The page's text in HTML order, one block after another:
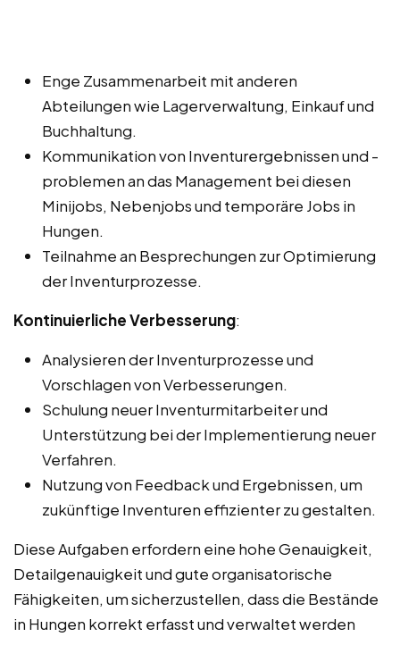
Enge Zusammenarbeit mit anderen
Abteilungen wie Lagerverwaltung, Einkauf und
Buchhaltung.
Kommunikation von Inventurergebnissen und -
problemen an das Management bei diesen
Minijobs, Nebenjobs und temporäre Jobs in
Hungen.
Teilnahme an Besprechungen zur Optimierung
der Inventurprozesse.
Kontinuierliche Verbesserung:
Analysieren der Inventurprozesse und
Vorschlagen von Verbesserungen.
Schulung neuer Inventurmitarbeiter und
Unterstützung bei der Implementierung neuer
Verfahren.
Nutzung von Feedback und Ergebnissen, um
zukünftige Inventuren effizienter zu gestalten.
Diese Aufgaben erfordern eine hohe Genauigkeit,
Detailgenauigkeit und gute organisatorische
Fähigkeiten, um sicherzustellen, dass die Bestände
in Hungen korrekt erfasst und verwaltet werden